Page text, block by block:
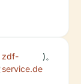
zdf-
service.de
)。